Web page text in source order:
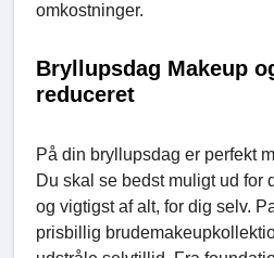
omkostninger.
Bryllupsdag Makeup
reduceret
På din bryllupsdag er perfekt
Du skal se bedst muligt ud
og vigtigst af alt, for dig selv.
prisbillig